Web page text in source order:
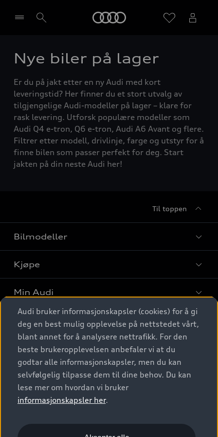
Velg forhandler
Nye biler på lager
Er du på jakt etter en ny Audi med kort
leveringstid? Her finner du et stort utvalg av
tilgjengelige Audi-modeller på lager – klare for
rask levering. Utforsk populære modeller som
Audi Q4 e-tron, Q6 e-tron, Audi A6 Avant og flere.
Filtrer etter modell, drivlinje, farge og utstyr for å
finne bilen som passer perfekt for deg. Start
jakten på din neste Audi her!
Til toppen
Bilmodeller
Finn din Audi
Sammenlign bilmodeller
Elbiler
SUV
Stasjonsvogn
Sportback
S/RS
Konseptbiler og prototyper
Kjøpe
Kjøpshjelp
Biler på lager
Finn forhandler
Bestill prøvekjøring
Kontakt forhandler
Bilgarantier
Min Audi
Behold nybilfølelsen
Audi Originalt tilbehør
Verkstedtjenester
Digitale tjenester
Audi digitale tjenester
Audi connect
Functions on demand
Kom i gang med myAudi
Audi Norge
Kundeservice
Audi Driving Experience
© 2026 AUDI NORGE. All Rights Reserved.
Audi bruker informasjonskapsler (cookies) for å gi
deg en best mulig opplevelse på nettstedet vårt,
blant annet for å analysere nettrafikk. For den
beste brukeropplevelsen anbefaler vi at du
godtar alle informasjonskapsler, men du kan
selvfølgelig tilpasse dem til dine behov. Du kan
lese mer om hvordan vi bruker
informasjonskapsler her.